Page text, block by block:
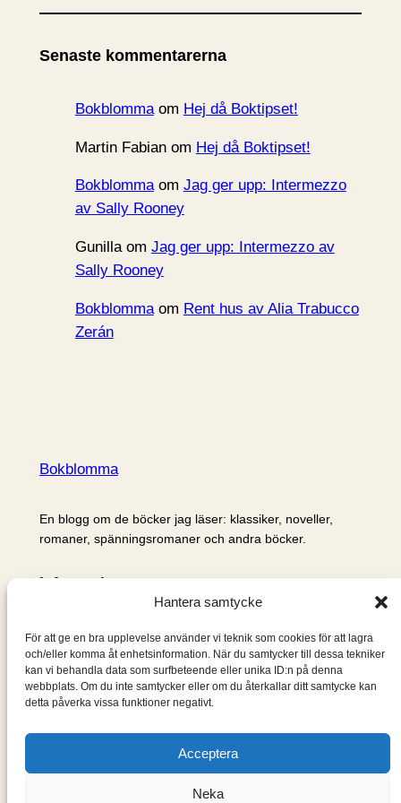
Hantera samtycke
För att ge en bra upplevelse använder vi teknik som cookies för att lagra
och/eller komma åt enhetsinformation. När du samtycker till dessa tekniker
kan vi behandla data som surfbeteende eller unika ID:n på denna
webbplats. Om du inte samtycker eller om du återkallar ditt samtycke kan
detta påverka vissa funktioner negativt.
Acceptera
Neka
k
v
Senaste kommentarerna
Bokblommaom Hej då Boktipset!
Martin Fabianom Hej då Boktipset!
Bokblommaom Jag ger upp: Intermezzo
av Sally Rooney
Gunillaom Jag ger upp: Intermezzo av
Sally Rooney
Bokblommaom Rent hus av Alia Trabucco
Zerán
Bokblomma
En blogg om de böcker jag läser: klassiker, noveller,
romaner, spänningsromaner och andra böcker.
Information
Om mig & om bloggen
S
ö
k